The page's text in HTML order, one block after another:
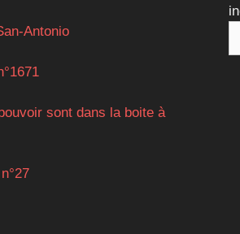
Antonio
sont dans la boite à